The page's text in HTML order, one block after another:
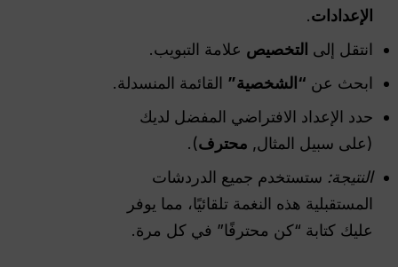
الإعدادات.
انتقل إلى التخصيص علامة التبويب.
ابحث عن “الشخصية” القائمة المنسدلة.
حدد الإعداد الافتراضي المفضل لديك
(على سبيل المثال, محترف).
النتيجة: ستستخدم جميع الدردشات
المستقبلية هذه النغمة تلقائيًا، مما يوفر
عليك كتابة “كن محترفًا” في كل مرة.